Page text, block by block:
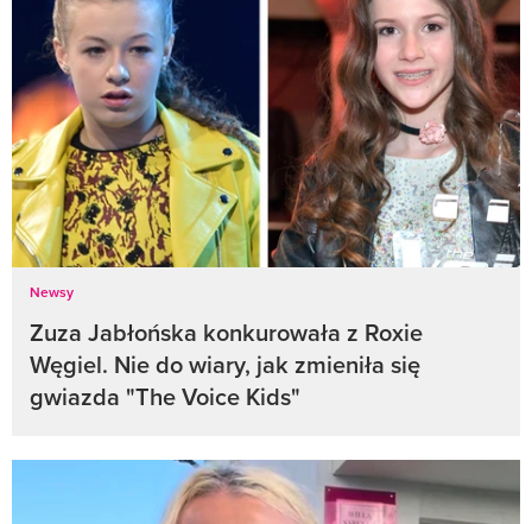
Newsy
Zuza Jabłońska konkurowała z Roxie
Węgiel. Nie do wiary, jak zmieniła się
gwiazda "The Voice Kids"